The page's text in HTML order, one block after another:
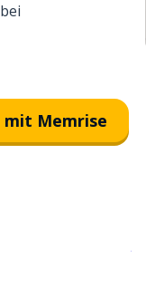
mit Memrise